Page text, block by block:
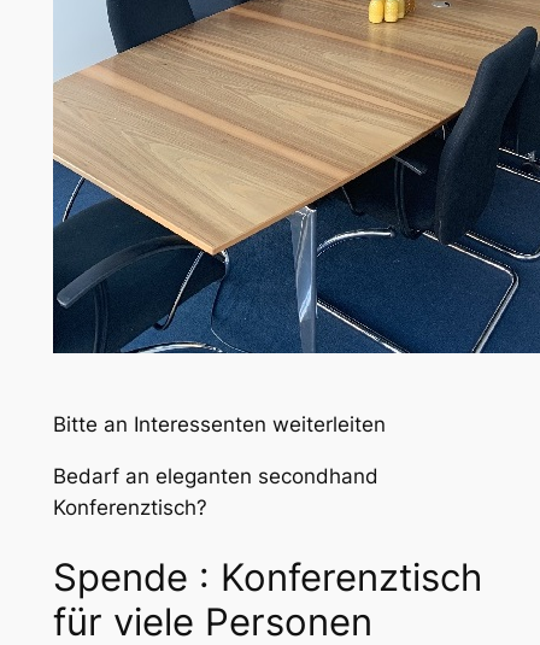
Bitte an Interessenten weiterleiten
Bedarf an eleganten secondhand
Konferenztisch?
Spende : Konferenztisch
für viele Personen